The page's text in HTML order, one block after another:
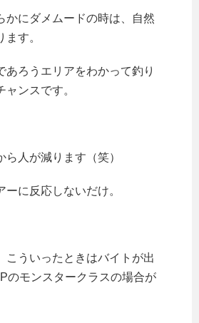
かにダメムードの時は、自然
す。
あろうエリアをわかって釣り
ンスです。
ら人が減ります（笑）
に反応しないだけ。
こういったときはバイトが出
のモンスタークラスの場合が